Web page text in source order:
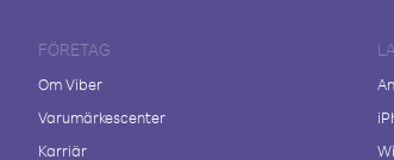
FÖRETAG
Om Viber
Varumärkescenter
Karriär